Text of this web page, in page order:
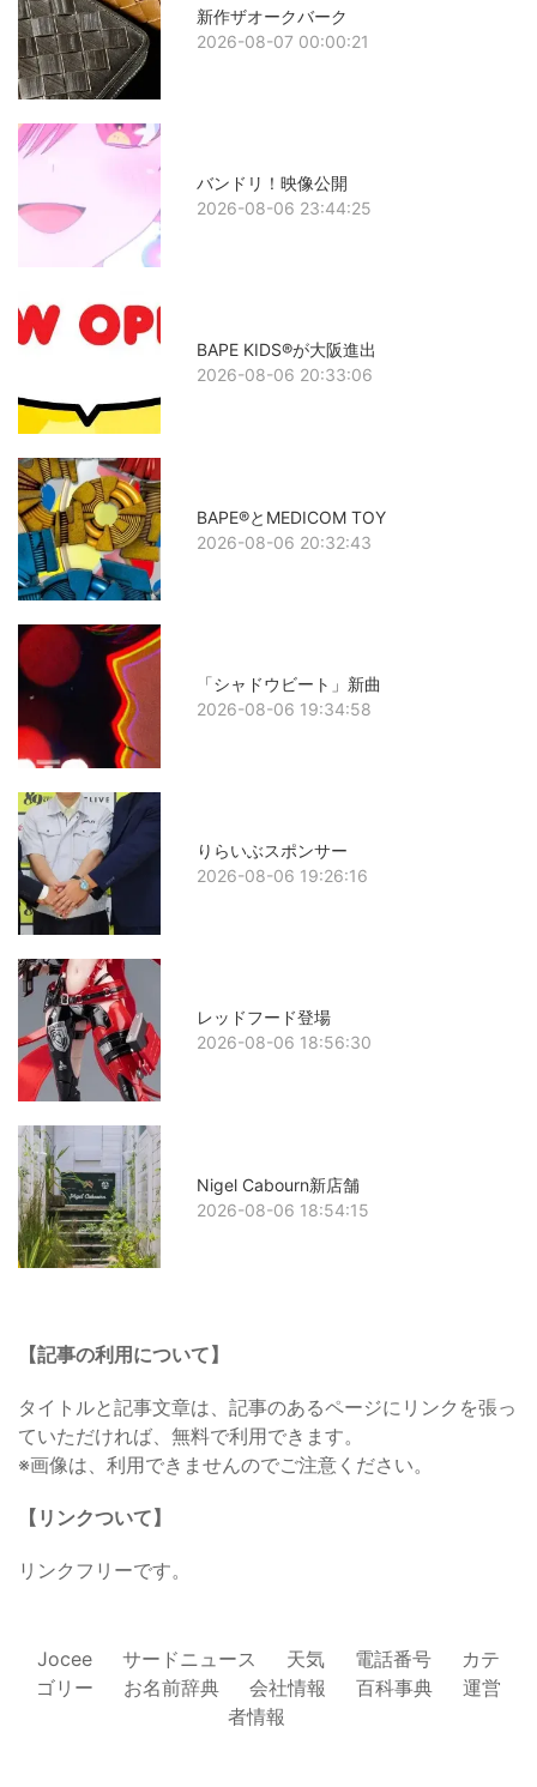
新作ザオークバーク
2026-08-07 00:00:21
バンドリ！映像公開
2026-08-06 23:44:25
BAPE KIDS®が大阪進出
2026-08-06 20:33:06
BAPE®とMEDICOM TOY
2026-08-06 20:32:43
「シャドウビート」新曲
2026-08-06 19:34:58
りらいぶスポンサー
2026-08-06 19:26:16
レッドフード登場
2026-08-06 18:56:30
Nigel Cabourn新店舗
2026-08-06 18:54:15
【記事の利用について】
タイトルと記事文章は、記事のあるページにリンクを張っ
ていただければ、無料で利用できます。
※画像は、利用できませんのでご注意ください。
【リンクついて】
リンクフリーです。
Jocee サードニュース 天気 電話番号
カテ
ゴリー
お名前辞典 会社情報 百科事典
運営
者情報